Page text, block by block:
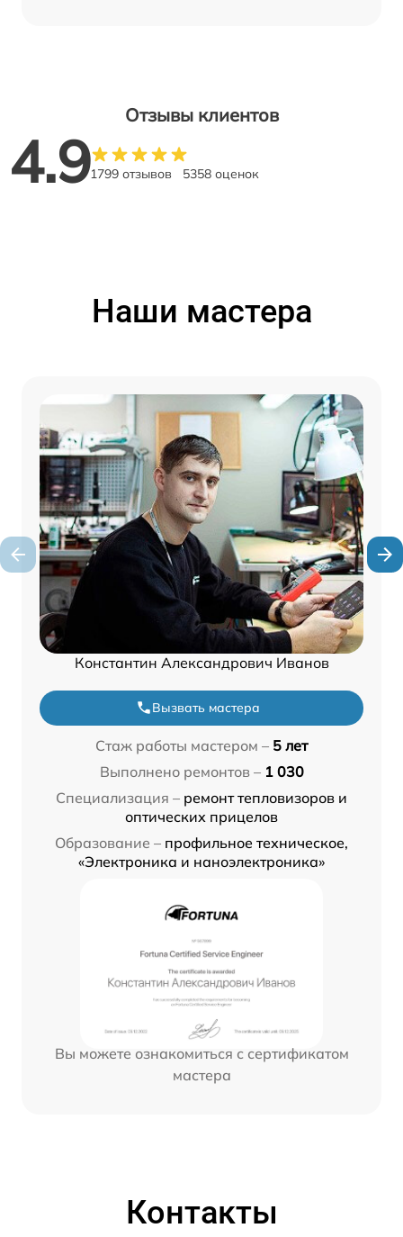
Отзывы клиентов
4.91799 отзывов 5358 оценок
Наши мастера
Константин Александрович Иванов
Вызвать мастера
Стаж работы мастером – 5 лет
Выполнено ремонтов – 1 030
Специализация – ремонт тепловизоров и
оптических прицелов
Образование – профильное техническое,
«Электроника и наноэлектроника»
Вы можете ознакомиться с сертификатом
мастера
Контакты